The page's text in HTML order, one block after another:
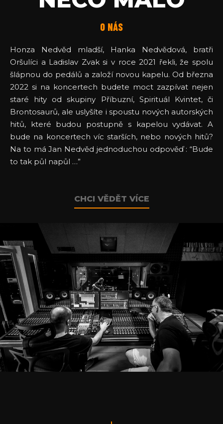
O NÁS
Honza Nedvěd mladší, Hanka Nedvědová, bratři
Oršulíci a Ladislav Zvak si v roce 2021 řekli, že spolu
šlápnou do pedálů a založí novou kapelu. Od března
2022 si na koncertech budete moct zazpívat nejen
staré hity od skupiny Příbuzní, Spirituál Kvintet, či
Brontosaurů, ale uslyšíte i spoustu nových autorských
hitů, které budou postupně s kapelou vydávat. A
bude na koncertech víc starších, nebo nových hitů?
Na to má Jan Nedvěd jednoduchou odpověď : “Bude
to tak půl napůl …”
CHCI VĚDĚT VÍCE